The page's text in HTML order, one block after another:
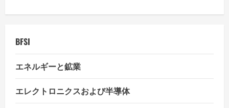
BFSI
エネルギーと鉱業
エレクトロニクスおよび半導体